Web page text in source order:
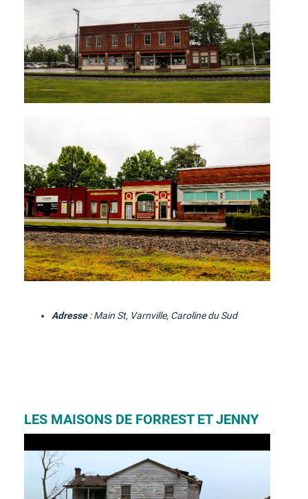
Adresse: Main St, Varnville, Caroline du Sud
LES MAISONS DE FORREST ET JENNY